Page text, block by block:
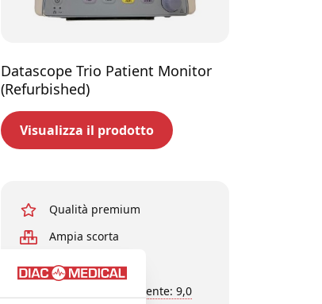
Datascope Trio Patient Monitor
(Refurbished)
Visualizza il prodotto
Qualità premium
Ampia scorta
Esperti in affari
Valutazione del cliente: 9,0